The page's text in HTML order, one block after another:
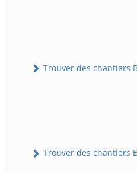
Trouver des chantiers
Trouver des chantiers